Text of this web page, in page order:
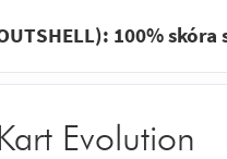
100%
Evolution